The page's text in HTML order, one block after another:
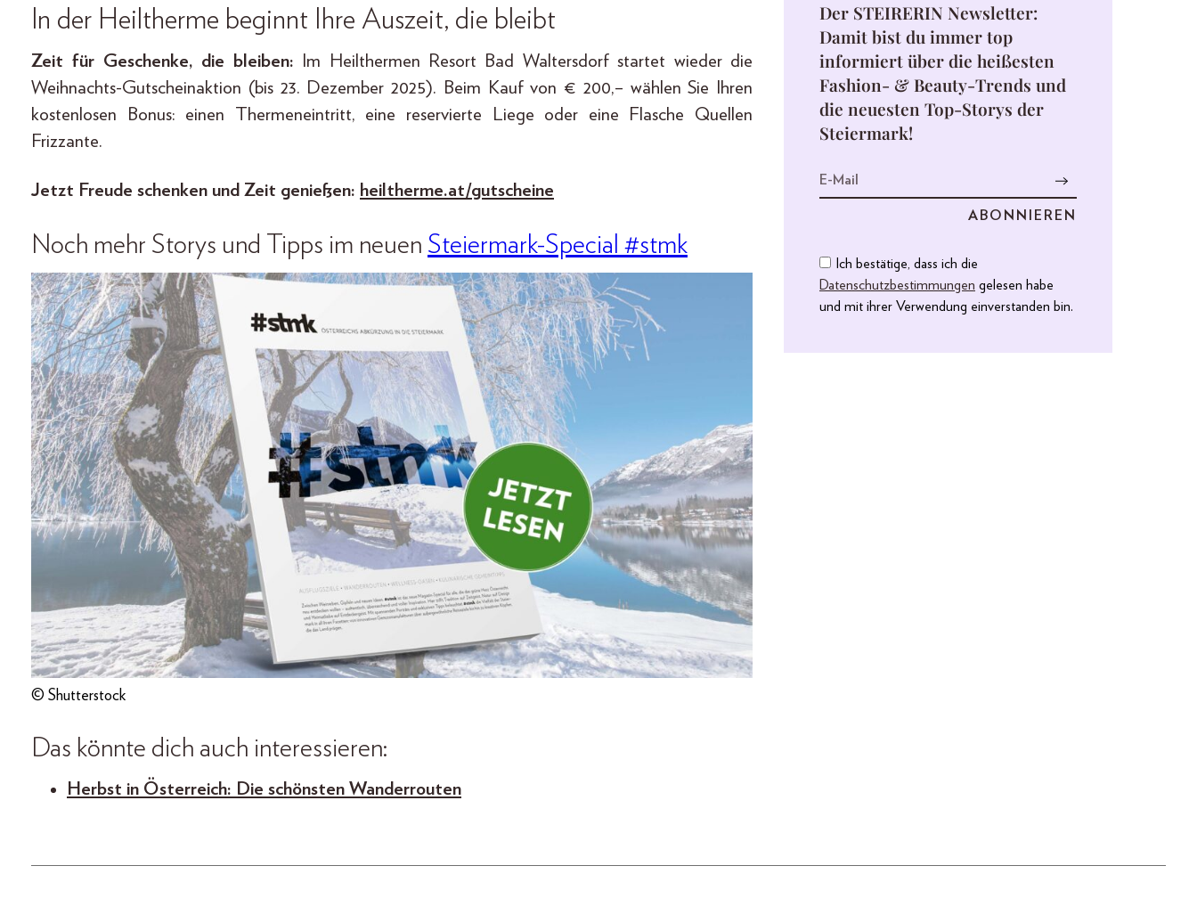
In der Heiltherme beginnt Ihre Auszeit, die bleibt
Zeit für Geschenke, die bleiben:
Im Heilthermen Resort Bad Waltersdorf startet wieder die
Weihnachts-Gutscheinaktion (bis 23. Dezember 2025). Beim Kauf von € 200,– wählen Sie Ihren
kostenlosen Bonus: einen Thermeneintritt, eine reservierte Liege oder eine Flasche Quellen
Frizzante.
Jetzt Freude schenken und Zeit genießen: heiltherme.at/gutscheine
Noch mehr Storys und Tipps im neuen Steiermark-Special #stmk
© Shutterstock
Das könnte dich auch interessieren:
Herbst in Österreich: Die schönsten Wanderrouten
Der STEIRERIN Newsletter:
Damit bist du immer top
informiert über die heißesten
Fashion- & Beauty-Trends und
die neuesten Top-Storys der
Steiermark!
Ich bestätige, dass ich die
Datenschutzbestimmungen gelesen habe
und mit ihrer Verwendung einverstanden bin.